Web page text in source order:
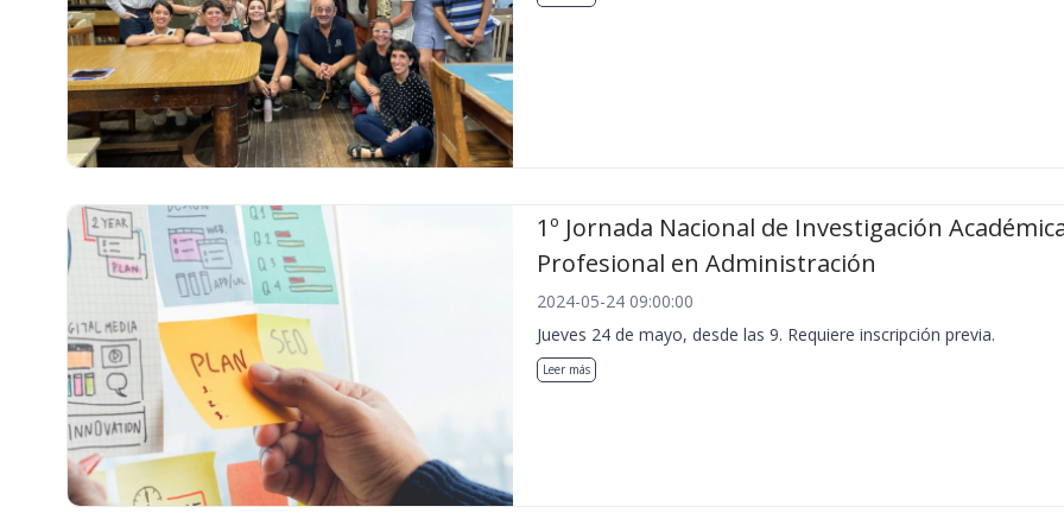
1º Jornada Nacional de Investigación
Profesional en Administración
2024-05-24 09:00:00
Jueves 24 de mayo, desde las 9. Requiere inscripción previa.
Leer más